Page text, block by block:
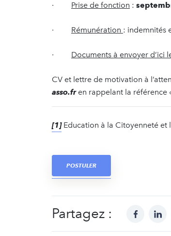
· Prise de fonction :
· Rémunération : indemnités
· Documents à envoyer d’ici
CV et lettre de motivation à
asso.fren rappelant la référence
[1]Education à la Citoyenneté et
POSTULER
Partagez : facebook